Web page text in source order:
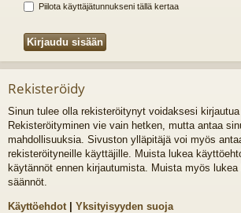
Piilota käyttäjätunnukseni tällä kertaa
Rekisteröidy
Sinun tulee olla rekisteröitynyt voidaksesi kirjautua
Rekisteröityminen vie vain hetken, mutta antaa
mahdollisuuksia. Sivuston ylläpitäjä voi myös
rekisteröityneille käyttäjille. Muista lukea
käytännöt ennen kirjautumista. Muista myös
säännöt.
Käyttöehdot | Yksityisyyden suoja